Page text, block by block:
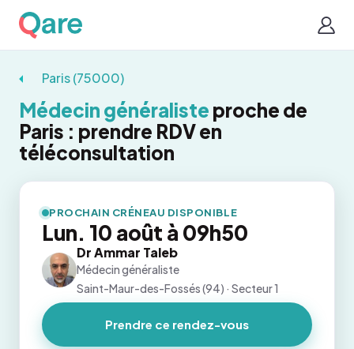
Paris (75000)
Médecin généraliste proche de
Paris : prendre RDV en
téléconsultation
PROCHAIN CRÉNEAU DISPONIBLE
Lun. 10 août à 09h50
Dr Ammar Taleb
Médecin généraliste
Saint-Maur-des-Fossés (94) · Secteur 1
Prendre ce rendez-vous